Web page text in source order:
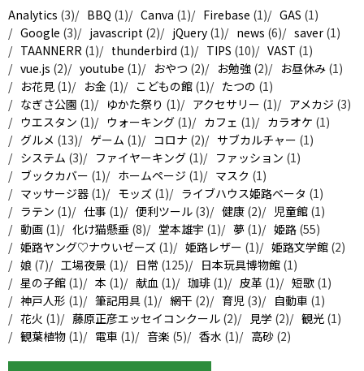
Analytics (3) BBQ (1) Canva (1) Firebase (1) GAS (1)
Google (3) javascript (2) jQuery (1) news (6) saver (1)
TAANNERR (1) thunderbird (1) TIPS (10) VAST (1)
vue.js (2) youtube (1) おやつ (2) お勉強 (2) お昼休み (1)
お花見 (1) お金 (1) こどもの館 (1) たつの (1)
なぎさ公園 (1) ゆかた祭り (1) アクセサリー (1) アメカジ (3)
ウエスタン (1) ウォーキング (1) カフェ (1) カラオケ (1)
グルメ (13) ゲーム (1) コロナ (2) サブカルチャー (1)
システム (3) ファイヤーキング (1) ファッション (1)
ブックカバー (1) ホームページ (1) マスク (1)
マッサージ器 (1) モッズ (1) ライブハウス姫路ベータ (1)
ラテン (1) 仕事 (1) 便利ツール (3) 健康 (2) 児童館 (1)
動画 (1) 化け猫懸垂 (8) 堂本雄宇 (1) 夢 (1) 姫路 (55)
姫路ヤング♡ナウいゼーズ (1) 姫路レザー (1) 姫路文学館 (2)
娘 (7) 工場夜景 (1) 日常 (125) 日本玩具博物館 (1)
星の子館 (1) 本 (1) 献血 (1) 珈琲 (1) 皮革 (1) 短歌 (1)
神戸人形 (1) 筆記用具 (1) 網干 (2) 育児 (3) 自動車 (1)
花火 (1) 藤原正彦エッセイコンクール (2) 見学 (2) 観光 (1)
観葉植物 (1) 電車 (1) 音楽 (5) 香水 (1) 高砂 (2)